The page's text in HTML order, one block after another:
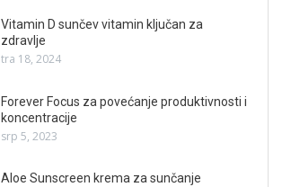
Vitamin D sunčev vitamin ključan za
zdravlje
tra 18, 2024
Forever Focus za povećanje produktivnosti i
koncentracije
srp 5, 2023
Aloe Sunscreen krema za sunčanje